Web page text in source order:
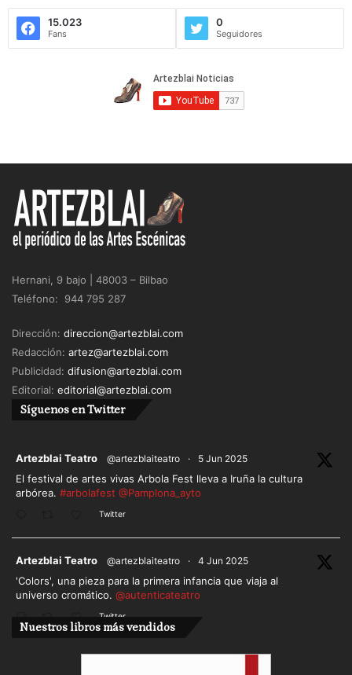
15.023
Fans
0
Seguidores
Hernani, 9 bajo | 48003 – Bilbao
Teléfono: 944 795 287
Dirección: direccion@artezblai.com
Redacción: artez@artezblai.com
Publicidad: difusion@artezblai.com
Editorial: editorial@artezblai.com
Síguenos en Twitter
Artezblai Teatro @artezblaiteatro · 5 Jun 2025
El festival de artes vivas Arbola Fest lleva a Iruña la cultura
arbórea. #arbolafest @Pamplona_ayto
Twitter
Artezblai Teatro @artezblaiteatro · 4 Jun 2025
'Colors', una pieza para la primera infancia que viaja al
universo cromático. @autenticateatro
Twitter
Cargar más
Nuestros libros más vendidos